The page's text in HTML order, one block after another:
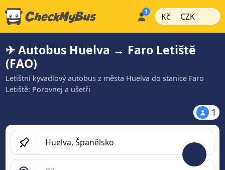
Kč | CZK |
✈ Autobus Huelva → Faro Letiště
(FAO)
Letištní kyvadlový autobus z města Huelva do stanice Faro
Letiště: Porovnej a ušetři
1